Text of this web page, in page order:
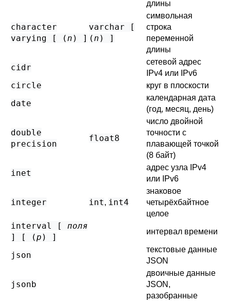
длины
character
varying [ (n ) ]
varchar [
(n ) ]
символьная
строка
переменной
длины
cidr
сетевой адрес
IPv4 или IPv6
circle круг в плоскости
date
календарная дата
(год, месяц, день)
double
precision
float8
число двойной
точности с
плавающей точкой
(8 байт)
inet
адрес узла IPv4
или IPv6
integer int, int4
знаковое
четырёхбайтное
целое
interval [ поля
] [ (p ) ]
интервал времени
json
текстовые данные
JSON
jsonb
двоичные данные
JSON,
разобранные